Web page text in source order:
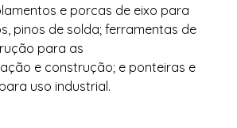
e porcas de eixo para
pinos de solda; ferramentas de
para as
e construção; e ponteiras e
uso industrial.